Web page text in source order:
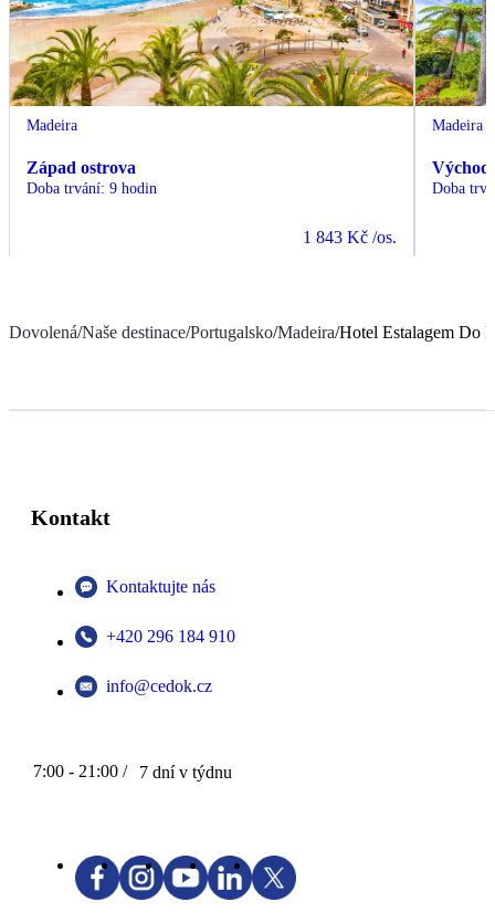
Madeira
Západ ostrova
Doba trvání: 9 hodin
1 843 Kč /os.
Madeira
Východ
Doba
Dovolená/Naše destinace/Portugalsko/Madeira/Hotel Estalagem Do
Kontakt
Kontaktujte nás
+420 296 184 910
info@cedok.cz
7:00 - 21:00 / 7 dní v týdnu